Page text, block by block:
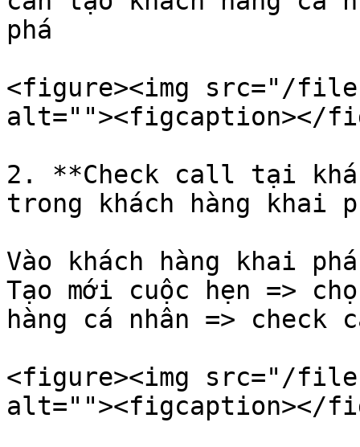
phá
<figure><img src="/files/
alt=""><figcaption></
2. **Check call tại
trong khách hàng khai
Vào khách hàng khai
Tạo mới cuộc hẹn =>
hàng cá nhân =>
<figure><img src="/files/
alt=""><figcaption></